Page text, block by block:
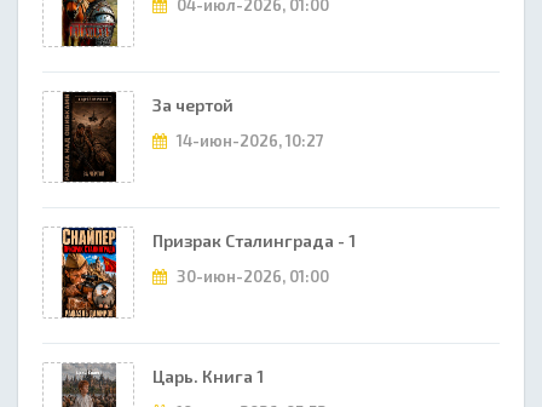
04-июл-2026, 01:00
За чертой
14-июн-2026, 10:27
Призрак Сталинграда - 1
30-июн-2026, 01:00
Царь. Книга 1